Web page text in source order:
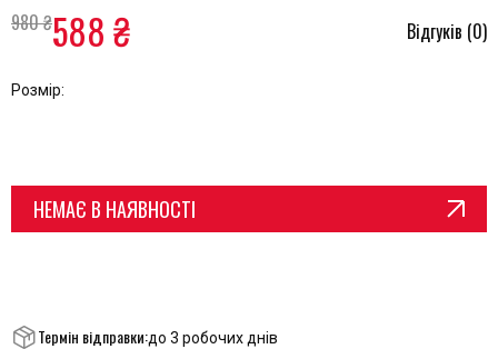
980 ₴588 ₴ Відгуків (0)
Розмір:
НЕМАЄ В НАЯВНОСТІ
Термін відправки:до 3 робочих днів